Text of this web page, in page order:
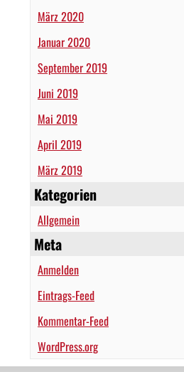
März 2020
Januar 2020
September 2019
Juni 2019
Mai 2019
April 2019
März 2019
Kategorien
Allgemein
Meta
Anmelden
Eintrags-Feed
Kommentar-Feed
WordPress.org